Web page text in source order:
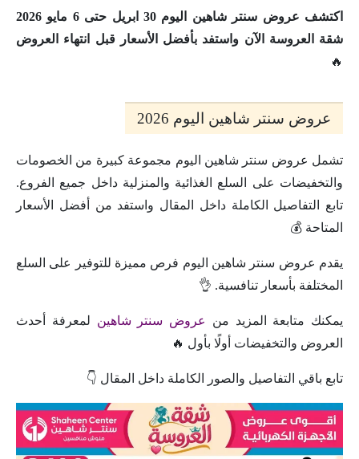
اكتشف عروض سنتر شاهين اليوم 30 ابريل حتى 6 مايو 2026
شقة العروسة الآن واستفد بأفضل الأسعار قبل انتهاء العروض
🔥
عروض سنتر شاهين اليوم 2026
تشمل عروض سنتر شاهين اليوم مجموعة كبيرة من الخصومات
والتخفيضات على السلع الغذائية والمنزلية داخل جميع الفروع.
تابع التفاصيل الكاملة داخل المقال واستفد من أفضل الأسعار
المتاحة 💰
يقدم عروض سنتر شاهين اليوم فرص مميزة للتوفير على السلع
المختلفة بأسعار تنافسية. 👌
يمكنك متابعة المزيد من عروض سنتر شاهين لمعرفة أحدث
العروض والتخفيضات أولًا بأول 🔥
تابع باقي التفاصيل والصور الكاملة داخل المقال 👇